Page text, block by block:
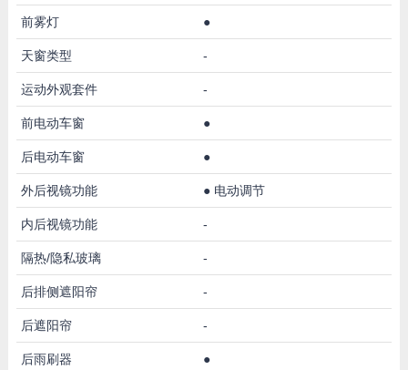
前雾灯 ●
天窗类型 -
运动外观套件 -
前电动车窗 ●
后电动车窗 ●
外后视镜功能 ● 电动调节
内后视镜功能 -
隔热/隐私玻璃 -
后排侧遮阳帘 -
后遮阳帘 -
后雨刷器 ●